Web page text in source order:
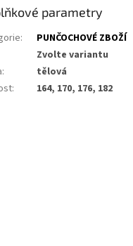
parametry
:
PUNČOCHOVÉ ZBOŽÍ
Zvolte variantu
:
tělová
: 164, 170, 176, 182